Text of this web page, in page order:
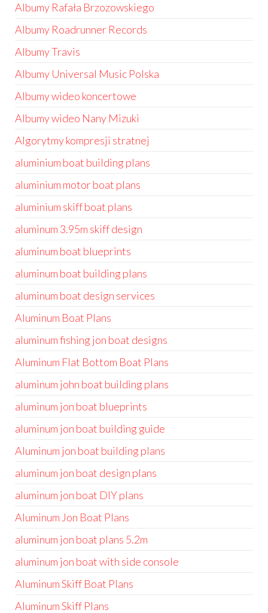
Albumy Rafała Brzozowskiego
Albumy Roadrunner Records
Albumy Travis
Albumy Universal Music Polska
Albumy wideo koncertowe
Albumy wideo Nany Mizuki
Algorytmy kompresji stratnej
aluminium boat building plans
aluminium motor boat plans
aluminium skiff boat plans
aluminum 3.95m skiff design
aluminum boat blueprints
aluminum boat building plans
aluminum boat design services
Aluminum Boat Plans
aluminum fishing jon boat designs
Aluminum Flat Bottom Boat Plans
aluminum john boat building plans
aluminum jon boat blueprints
aluminum jon boat building guide
Aluminum jon boat building plans
aluminum jon boat design plans
aluminum jon boat DIY plans
Aluminum Jon Boat Plans
aluminum jon boat plans 5.2m
aluminum jon boat with side console
Aluminum Skiff Boat Plans
Aluminum Skiff Plans